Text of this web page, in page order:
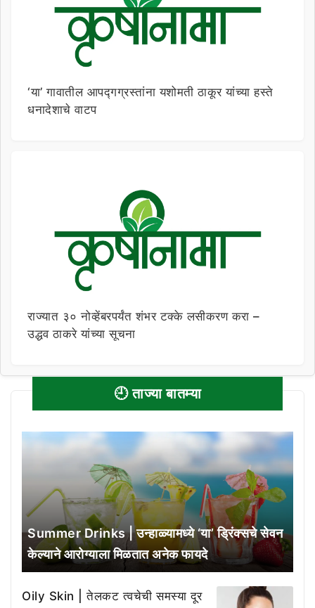
‘या’ गावातील आपद्गग्रस्तांना यशोमती ठाकूर यांच्या हस्ते
धनादेशाचे वाटप
राज्यात ३० नोव्हेंबरपर्यंत शंभर टक्के लसीकरण करा –
उद्धव ठाकरे यांच्या सूचना
🕘 ताज्या बातम्या
Summer Drinks | उन्हाळ्यामध्ये ‘या’ ड्रिंक्सचे सेवन
केल्याने आरोग्याला मिळतात अनेक फायदे
Oily Skin | तेलकट त्वचेची समस्या दूर